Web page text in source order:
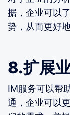
据，企业可以
势，从而更好
8.扩展
IM服务可以帮
通，企业可以